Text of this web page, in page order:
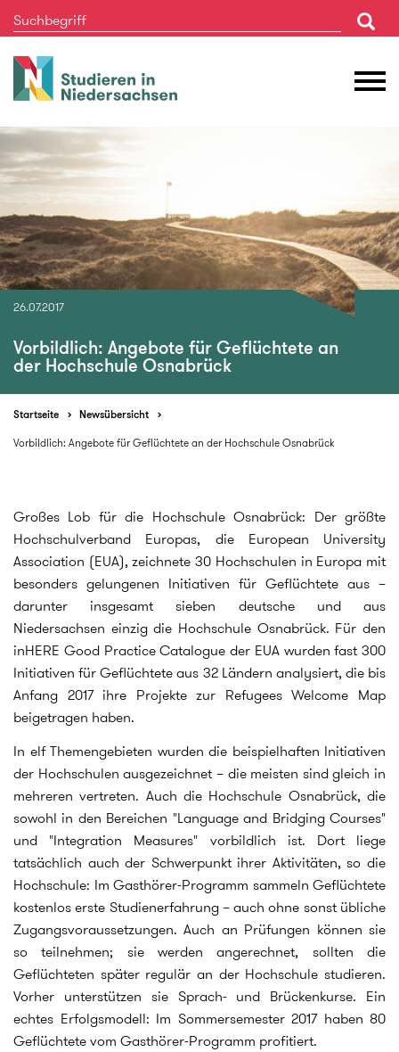
Studieren
in
26.07.2017
Vorbildlich: Angebote für Geflüchtete an
der Hochschule Osnabrück
Startseite
Newsübersicht
Vorbildlich: Angebote für Geflüchtete an der Hochschule Osnabrück
Großes Lob für die Hochschule Osnabrück: Der größte
Hochschulverband Europas, die European University
Association (EUA), zeichnete 30 Hochschulen in Europa mit
besonders gelungenen Initiativen für Geflüchtete aus –
darunter insgesamt sieben deutsche und aus
Niedersachsen einzig die Hochschule Osnabrück. Für den
inHERE Good Practice Catalogue der EUA wurden fast 300
Initiativen für Geflüchtete aus 32 Ländern analysiert, die bis
Anfang 2017 ihre Projekte zur Refugees Welcome Map
beigetragen haben.
In elf Themengebieten wurden die beispielhaften Initiativen
der Hochschulen ausgezeichnet – die meisten sind gleich in
mehreren vertreten. Auch die Hochschule Osnabrück, die
sowohl in den Bereichen "Language and Bridging Courses"
und "Integration Measures" vorbildlich ist. Dort liege
tatsächlich auch der Schwerpunkt ihrer Aktivitäten, so die
Hochschule: Im Gasthörer-Programm sammeln Geflüchtete
kostenlos erste Studienerfahrung – auch ohne sonst übliche
Zugangsvoraussetzungen. Auch an Prüfungen können sie
so teilnehmen; sie werden angerechnet, sollten die
Geflüchteten später regulär an der Hochschule studieren.
Vorher unterstützen sie Sprach- und Brückenkurse. Ein
echtes Erfolgsmodell: Im Sommersemester 2017 haben 80
Geflüchtete vom Gasthörer-Programm profitiert.